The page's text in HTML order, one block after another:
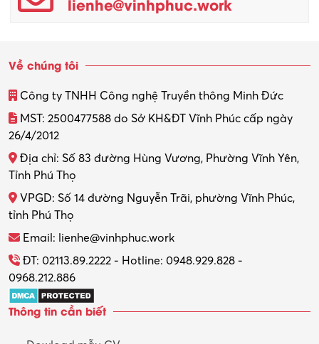
Về chúng tôi
Công ty TNHH Công nghệ Truyền thông Minh Đức
MST: 2500477588 do Sở KH&ĐT Vĩnh Phúc cấp ngày
26/4/2012
Địa chỉ: Số 83 đường Hùng Vương, Phường Vĩnh Yên,
Tỉnh Phú Thọ
VPGD: Số 14 đường Nguyễn Trãi, phường Vĩnh Phúc,
tỉnh Phú Thọ
Email: lienhe@vinhphuc.work
ĐT: 02113.89.2222 - Hotline: 0948.929.828 -
0968.212.886
Thông tin cần biết